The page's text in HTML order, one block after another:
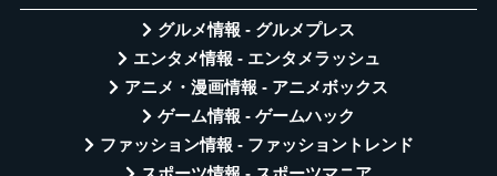
グルメ情報 - グルメプレス
エンタメ情報 - エンタメラッシュ
アニメ・漫画情報 - アニメボックス
ゲーム情報 - ゲームハック
ファッション情報 - ファッショントレンド